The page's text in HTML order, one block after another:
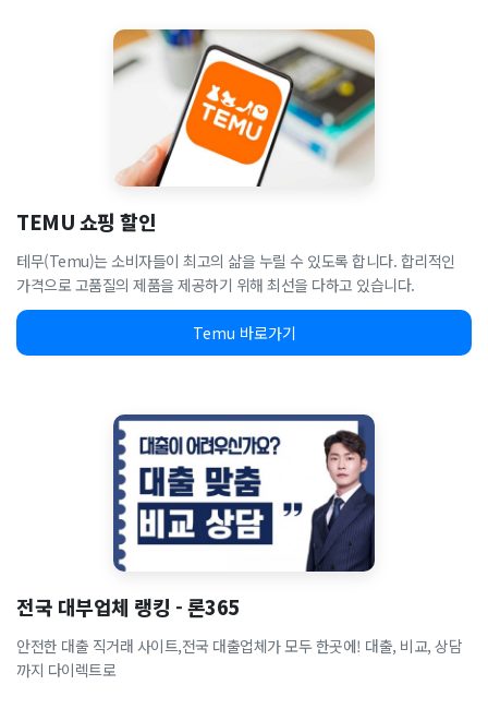
TEMU 쇼핑 할인
테무(Temu)는 소비자들이 최고의 삶을 누릴 수 있도록 합니다. 합리적인
가격으로 고품질의 제품을 제공하기 위해 최선을 다하고 있습니다.
Temu 바로가기
전국 대부업체 랭킹 - 론365
안전한 대출 직거래 사이트,전국 대출업체가 모두 한곳에! 대출, 비교, 상담
까지 다이렉트로